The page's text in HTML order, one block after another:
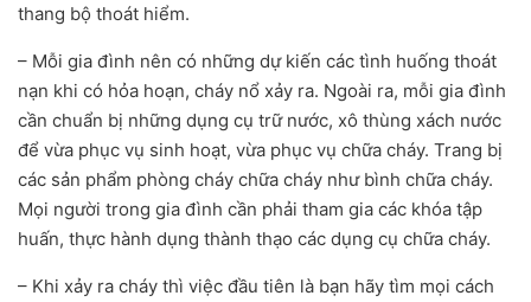
thang bộ thoát hiểm.
– Mỗi gia đình nên có những dự kiến các tình huống thoát
nạn khi có hỏa hoạn, cháy nổ xảy ra. Ngoài ra, mỗi gia đình
cần chuẩn bị những dụng cụ trữ nước, xô thùng xách nước
để vừa phục vụ sinh hoạt, vừa phục vụ chữa cháy. Trang bị
các sản phẩm phòng cháy chữa cháy như bình chữa cháy.
Mọi người trong gia đình cần phải tham gia các khóa tập
huấn, thực hành dụng thành thạo các dụng cụ chữa cháy.
– Khi xảy ra cháy thì việc đầu tiên là bạn hãy tìm mọi cách